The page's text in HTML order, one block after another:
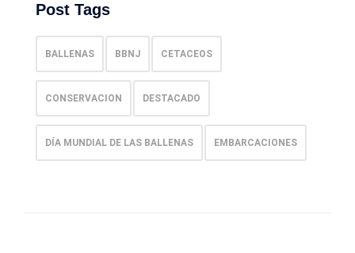
Post Tags
BALLENAS BBNJ CETACEOS
CONSERVACION DESTACADO
DÍA MUNDIAL DE LAS BALLENAS EMBARCACIONES